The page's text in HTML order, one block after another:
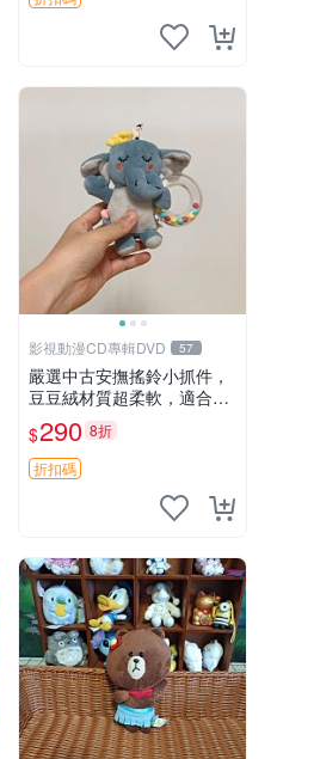
影視動漫CD專輯DVD 57
嚴選中古安撫搖鈴小抓件，
豆豆絨材質超柔軟，適合新
生寶寶緩解焦慮 (安撫玩具
寶寶用品 抱枕)
$290 8折
折扣碼